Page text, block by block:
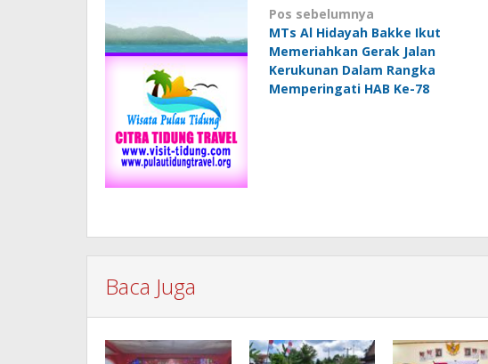
Navigasi
pos
Pos sebelumnya
MTs Al Hidayah Bakke Ikut
Memeriahkan Gerak Jalan
Kerukunan Dalam Rangka
Memperingati HAB Ke-78
Baca Juga